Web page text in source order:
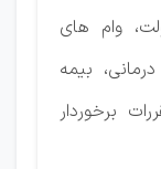
وام های
بیمه
برخوردار